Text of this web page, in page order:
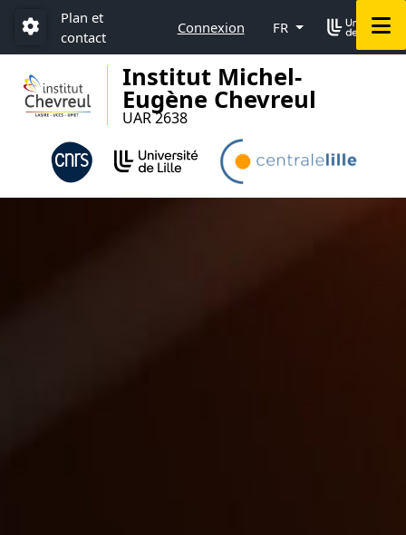
Accéder au menu principal
Accéder au contenu
Paramétrage
Plan et
contact
Connexion FR
Institut Michel-
Eugène Chevreul
UAR 2638